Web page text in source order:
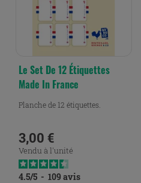
Le Set De 12 Étiquettes
Made In France
Planche de 12 étiquettes.
Prix
3,00 €
Vendu à l'unité
4.5/5 - 109 avis